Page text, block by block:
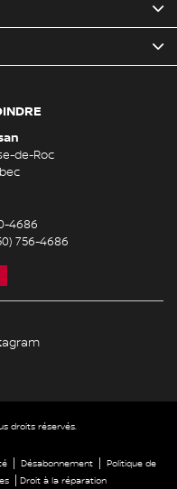
de-Roc
4686
756-4686
droits réservés.
| Désabonnement|
Politique de
Droit à la réparation